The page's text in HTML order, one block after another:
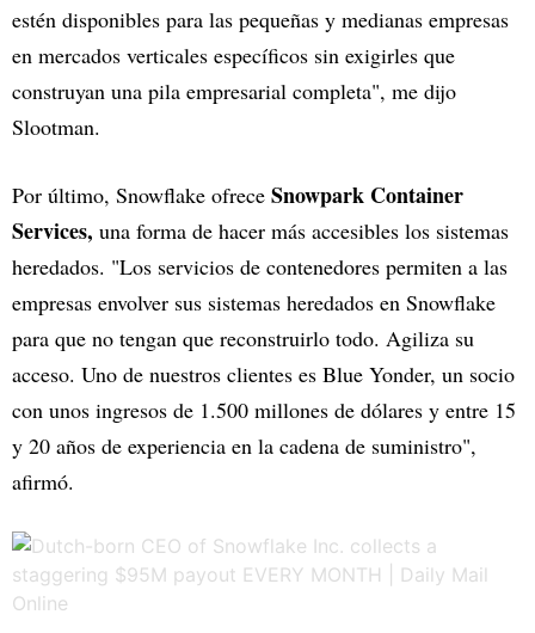
estén disponibles para las pequeñas y medianas empresas
en mercados verticales específicos sin exigirles que
construyan una pila empresarial completa", me dijo
Slootman.
Por último, Snowflake ofrece Snowpark Container
Services, una forma de hacer más accesibles los sistemas
heredados. "Los servicios de contenedores permiten a las
empresas envolver sus sistemas heredados en Snowflake
para que no tengan que reconstruirlo todo. Agiliza su
acceso. Uno de nuestros clientes es Blue Yonder, un socio
con unos ingresos de 1.500 millones de dólares y entre 15
y 20 años de experiencia en la cadena de suministro",
afirmó.